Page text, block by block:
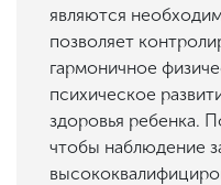
являются
позволяет
гармоничное
психическое
здоровья ребенка.
чтобы наблюдение